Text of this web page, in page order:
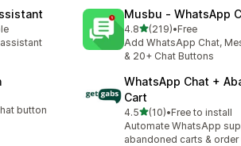
Musbu ‑ WhatsApp
4.8滿分 5 顆星
(219)
共有 219 則評價
•Free
Add WhatsApp Chat,
& 20+ Chat Buttons
button
WhatsApp Chat +
Cart
4.5滿分 5 顆星
(10)
共有 10 則評價
•Free to install
Automate WhatsApp
abandoned carts &